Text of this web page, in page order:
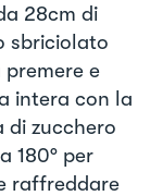
28cm di
sbriciolato
e
intera con la
di zucchero
180° per
raffreddare